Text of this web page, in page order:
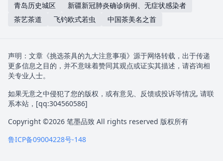
青岛历史城区
新疆新冠肺炎确诊病例、无症状感染者
茶艺茶道
飞钓欧式若虫 中国茶美名之首
声明：文章《挑选茶具的九大注意事项》源于网络转载，出于传递
更多信息之目的，并不意味着赞同其观点或证实其描述，请咨询相
关专业人士。
如果无意之中侵犯了您的版权，或有意见、反馈或投诉等情况, 请联
系本站，[qq:304560586]
Copyright ©2026 笔墨品致 All rights reserved 版权所有
鲁ICP备09004228号-148